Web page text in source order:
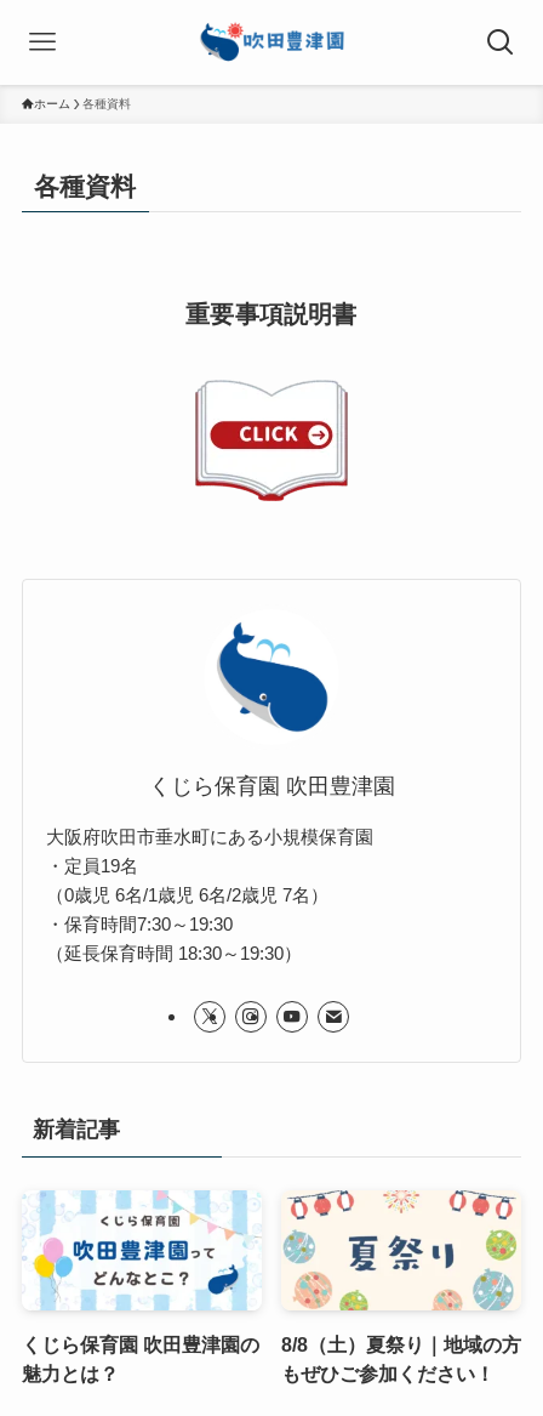
ホーム 各種資料
各種資料
重要事項説明書
くじら保育園 吹田豊津園
大阪府吹田市垂水町にある小規模保育園
・定員19名
（0歳児 6名/1歳児 6名/2歳児 7名）
・保育時間7:30～19:30
（延長保育時間 18:30～19:30）
新着記事
くじら保育園 吹田豊津園の
魅力とは？
8/8（土）夏祭り｜地域の方
もぜひご参加ください！